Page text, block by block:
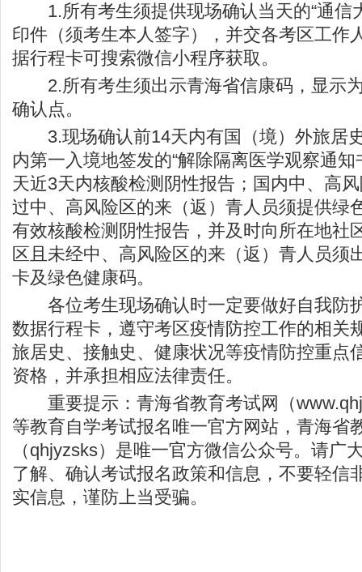
1.所有考生须提供现场确认当天的“通信
印件（须考生本人签字），并交各考区工作
据行程卡可搜索微信小程序获取。
2.所有考生须出示青海省信康码，显示
确认点。
3.现场确认前14天内有国（境）外旅居
内第一入境地签发的“解除隔离医学观察通
天近3天内核酸检测阴性报告；国内中、高
过中、高风险区的来（返）青人员须提供绿
有效核酸检测阴性报告，并及时向所在地社
区且未经中、高风险区的来（返）青人员须
卡及绿色健康码。
各位考生现场确认时一定要做好自我防
数据行程卡，遵守考区疫情防控工作的相关
旅居史、接触史、健康状况等疫情防控重点
资格，并承担相应法律责任。
重要提示：青海省教育考试网（
等教育自学考试报名唯一官方网站，青海省
（qhjyzsks）是唯一官方微信公众号。请广
了解、确认考试报名政策和信息，不要轻信
实信息，谨防上当受骗。